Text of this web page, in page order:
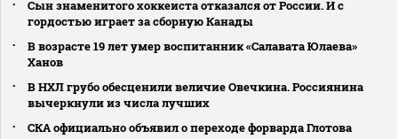
Сын знаменитого хоккеиста отказался от России. И с
гордостью играет за сборную Канады
В возрасте 19 лет умер воспитанник «Салавата Юлаева»
Ханов
В НХЛ грубо обесценили величие Овечкина. Россиянина
вычеркнули из числа лучших
СКА официально объявил о переходе форварда Глотова